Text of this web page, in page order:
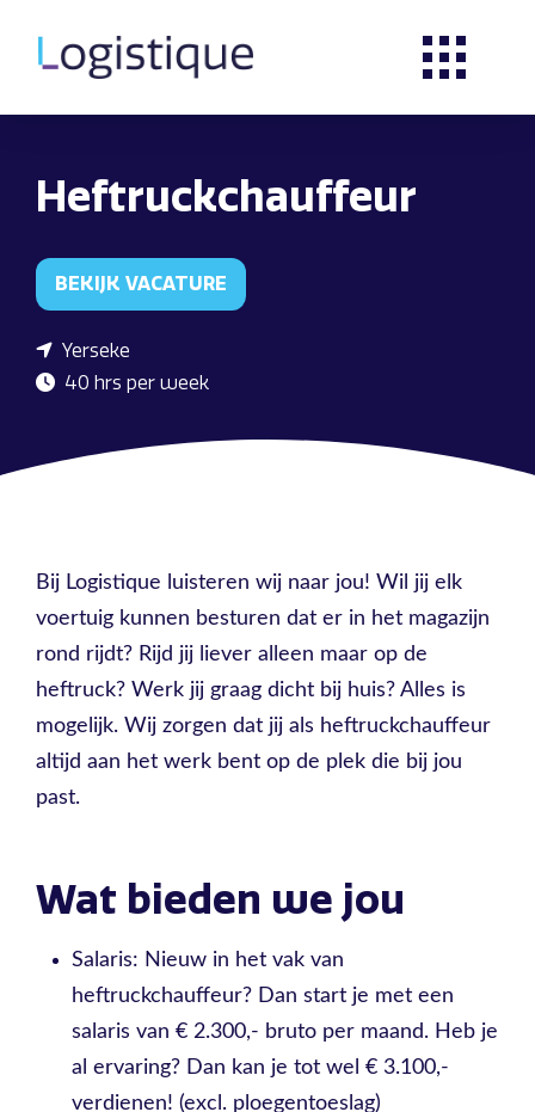
Heftruckchauffeur
BEKIJK VACATURE
Yerseke
40 hrs per week
Bij Logistique luisteren wij naar jou! Wil jij elk
voertuig kunnen besturen dat er in het magazijn
rond rijdt? Rijd jij liever alleen maar op de
heftruck? Werk jij graag dicht bij huis? Alles is
mogelijk. Wij zorgen dat jij als heftruckchauffeur
altijd aan het werk bent op de plek die bij jou
past.
Wat bieden we jou
Salaris: Nieuw in het vak van
heftruckchauffeur? Dan start je met een
salaris van € 2.300,- bruto per maand. Heb je
al ervaring? Dan kan je tot wel € 3.100,-
verdienen! (excl. ploegentoeslag)